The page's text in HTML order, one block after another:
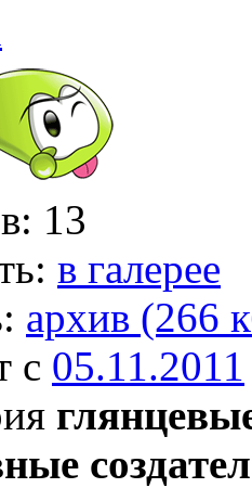
13
в галерее
архив (266
с 05.11.2011